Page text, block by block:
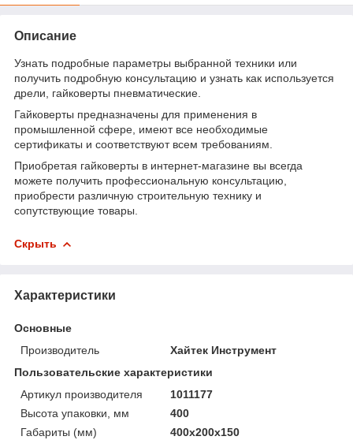
Описание
Узнать подробные параметры выбранной техники или
получить подробную консультацию и узнать как используется
дрели, гайковерты пневматические.
Гайковерты предназначены для применения в
промышленной сфере, имеют все необходимые
сертификаты и соответствуют всем требованиям.
Приобретая гайковерты в интернет-магазине вы всегда
можете получить профессиональную консультацию,
приобрести различную строительную технику и
сопутствующие товары.
Скрыть
Характеристики
Основные
Производитель
Хайтек Инструмент
Пользовательские характеристики
Артикул производителя
1011177
Высота упаковки, мм
400
Габариты (мм)
400х200х150